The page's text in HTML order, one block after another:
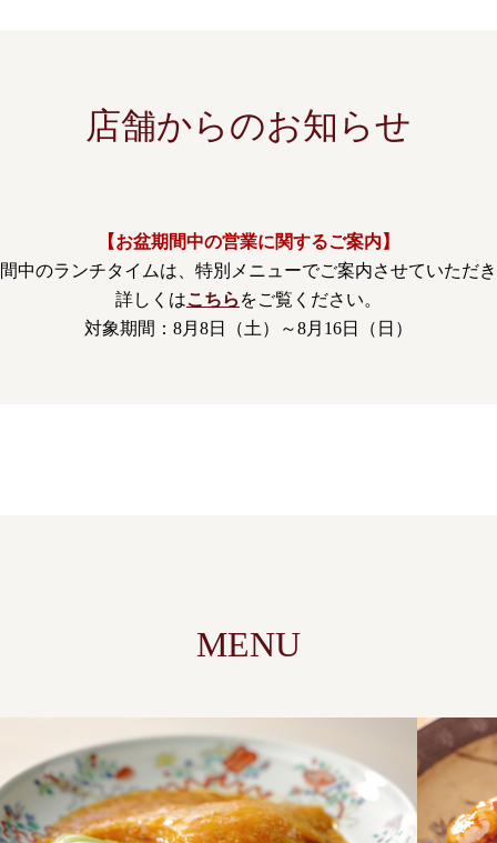
店舗からのお知らせ
【お盆期間中の営業に関するご案内】
中のランチタイムは、特別メニューでご案内させていただ
詳しくはこちら をご覧ください。
対象期間：8月8日（土）～8月16日（日）
MENU